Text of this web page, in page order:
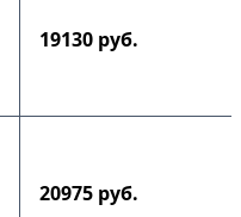
19130 руб.
20975 руб.